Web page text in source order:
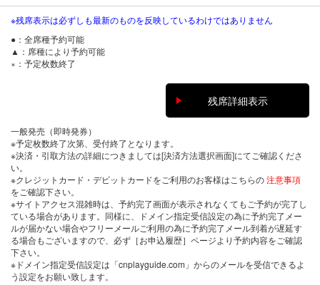
※残席表示は必ずしも最新のものを反映しているわけではありません
●：全席種予約可能
▲：席種により予約可能
×：予定枚数終了
残席詳細表示
一般発売（即時発券）
※予定枚数終了次第、受付終了となります。
※決済・引取方法の詳細につきましては[決済方法選択画面]にてご確認くださ
い。
※クレジットカード・デビットカードをご利用のお客様はこちらの注意事項
をご確認下さい。
※サイトアクセス混雑時は、予約完了画面が表示されなくてもご予約が完了し
ている場合があります。同様に、ドメイン指定受信設定の為に予約完了メー
ルが届かない場合やフリーメールご利用の為に予約完了メール到着が遅延す
る場合もございますので、必ず［お申込履歴］ページより予約内容をご確認
下さい。
※ドメイン指定受信設定は「cnplayguide.com」からのメールを受信できるよ
う設定をお願い致します。